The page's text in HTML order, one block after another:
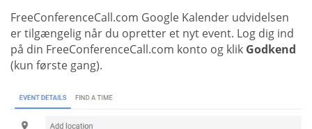
FreeConferenceCall.com Google Kalender udvidelsen
er tilgængelig når du opretter et nyt event. Log dig ind
på din FreeConferenceCall.com konto og klik Godkend
(kun første gang).